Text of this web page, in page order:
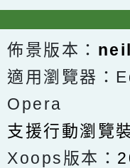
佈景版本：
適用瀏覽器：
Opera
支援行動瀏覽
Xoops版本：